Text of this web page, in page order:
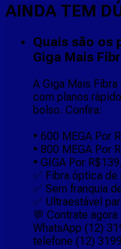
AINDA TEM
Quais são os
Giga Mais
A Giga Mais
com planos
bolso. Confira:
• 600 MEGA Por
• 800 MEGA Por
• GIGA Por
✅ Fibra óptica de
✅ Sem franquia
✅ Ultraestável
💬 Contrate
WhatsApp (12)
telefone (12)